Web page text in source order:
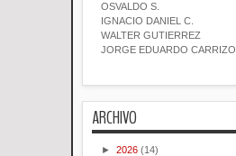
OSVALDO S.
IGNACIO DANIEL C.
WALTER GUTIERREZ
JORGE EDUARDO CARRIZO
ARCHIVO
► 2026 (14)